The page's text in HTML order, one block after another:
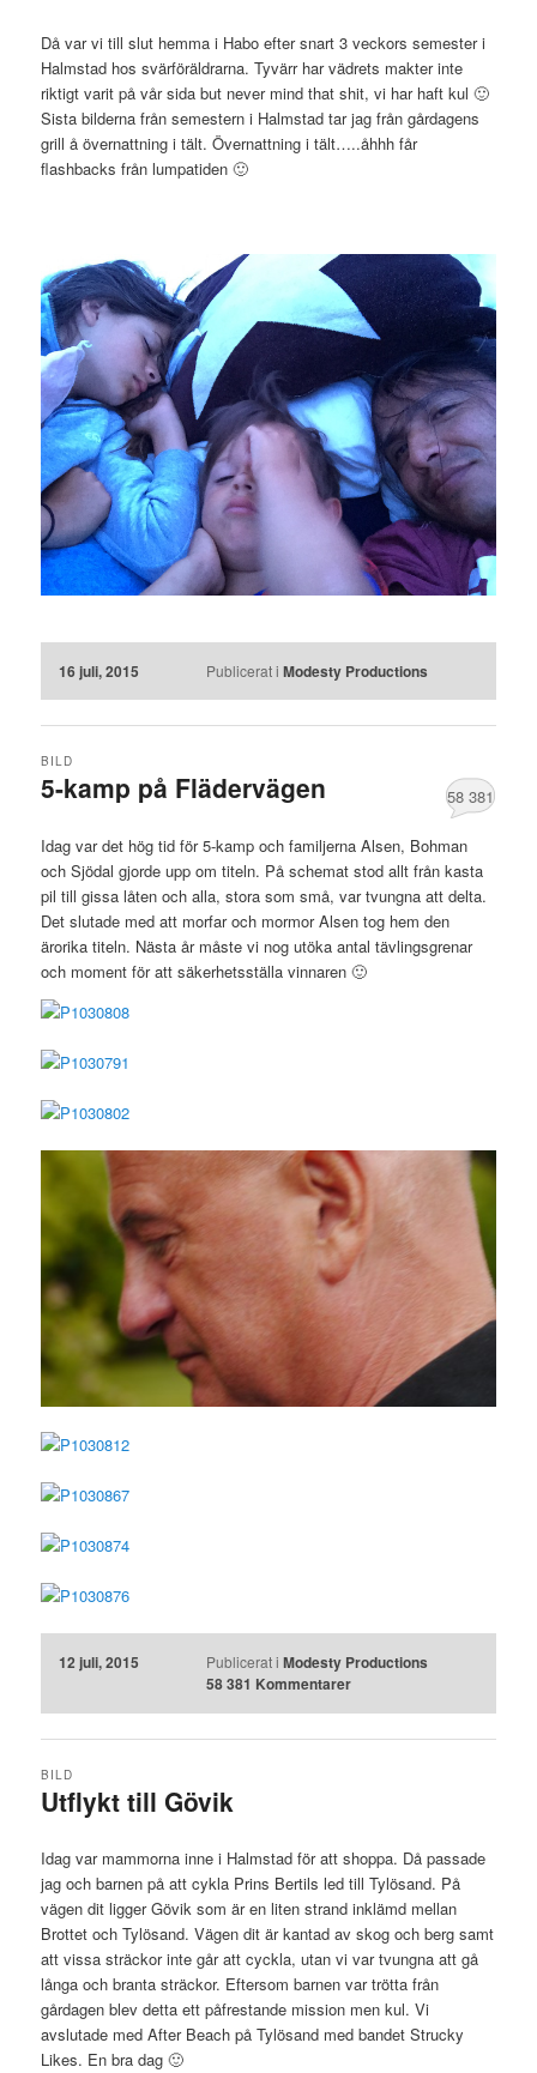
Då var vi till slut hemma i Habo efter snart 3 veckors semester i
Halmstad hos svärföräldrarna. Tyvärr har vädrets makter inte
riktigt varit på vår sida but never mind that shit, vi har haft kul 🙂
Sista bilderna från semestern i Halmstad tar jag från gårdagens
grill å övernattning i tält. Övernattning i tält…..åhhh får
flashbacks från lumpatiden 🙂
16 juli, 2015 Publicerat i Modesty Productions
5-kamp på Flädervägen
BILD
58 381
Idag var det hög tid för 5-kamp och familjerna Alsen, Bohman
och Sjödal gjorde upp om titeln. På schemat stod allt från kasta
pil till gissa låten och alla, stora som små, var tvungna att delta.
Det slutade med att morfar och mormor Alsen tog hem den
ärorika titeln. Nästa år måste vi nog utöka antal tävlingsgrenar
och moment för att säkerhetsställa vinnaren 🙂
12 juli, 2015 Publicerat i Modesty Productions
58 381 Kommentarer
Utflykt till Gövik
BILD
Idag var mammorna inne i Halmstad för att shoppa. Då passade
jag och barnen på att cykla Prins Bertils led till Tylösand. På
vägen dit ligger Gövik som är en liten strand inklämd mellan
Brottet och Tylösand. Vägen dit är kantad av skog och berg samt
att vissa sträckor inte går att cyckla, utan vi var tvungna att gå
långa och branta sträckor. Eftersom barnen var trötta från
gårdagen blev detta ett påfrestande mission men kul. Vi
avslutade med After Beach på Tylösand med bandet Strucky
Likes. En bra dag 🙂